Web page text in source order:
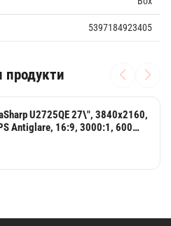
5397184923405
продукти
U2725QE 27\", 3840x2160,
Antiglare, 16:9, 3000:1, 600
5xUSB-A, RJ-45, Audio line out,